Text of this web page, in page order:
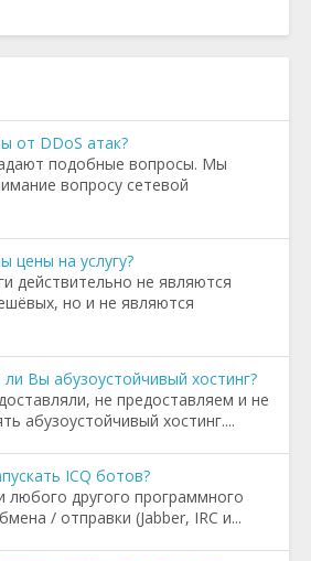
от DDoS атак?
подобные вопросы. Мы
вопросу сетевой
цены на услугу?
действительно не являются
но и не являются
Вы абузоустойчивый хостинг?
не предоставляем и не
абузоустойчивый хостинг....
ICQ ботов?
любого другого программного
/ отправки (Jabber, IRC и...